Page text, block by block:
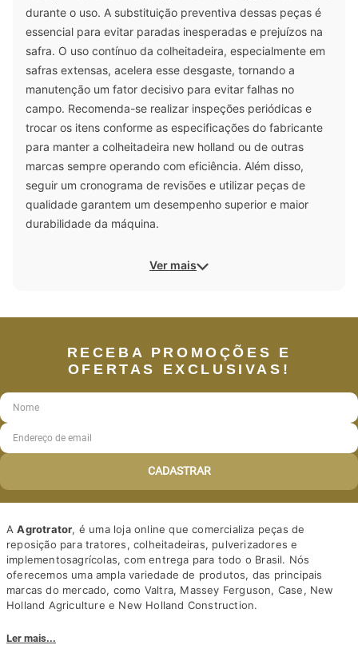
durante o uso. A substituição preventiva dessas peças é
essencial para evitar paradas inesperadas e prejuízos na
safra. O uso contínuo da colheitadeira, especialmente em
safras extensas, acelera esse desgaste, tornando a
manutenção um fator decisivo para evitar falhas no
campo. Recomenda-se realizar inspeções periódicas e
trocar os itens conforme as especificações do fabricante
para manter a colheitadeira new holland ou de outras
marcas sempre operando com eficiência. Além disso,
seguir um cronograma de revisões e utilizar peças de
qualidade garantem um desempenho superior e maior
durabilidade da máquina.
Ver mais
RECEBA PROMOÇÕES E
OFERTAS EXCLUSIVAS!
CADASTRAR
AAgrotrator, é uma loja online que comercializa peças de
reposição para tratores, colheitadeiras, pulverizadores e
implementosagrícolas, com entrega para todo o Brasil. Nós
oferecemos uma ampla variedade de produtos, das principais
marcas do mercado, como Valtra, Massey Ferguson, Case, New
Holland Agriculture e New Holland Construction.
competitivos. Nós também oferecemos um atendimento
Ler mais...